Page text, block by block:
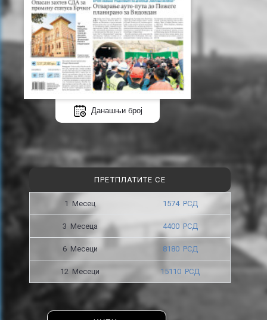
Данашњи број
ПРЕТПЛАТИТЕ СЕ
1 Месец 1574 РСД
3 Месецa 4400 РСД
6 Месеци 8180 РСД
12 Месеци 15110 РСД